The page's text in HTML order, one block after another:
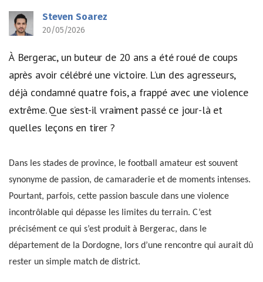
Steven Soarez
20/05/2026
À Bergerac, un buteur de 20 ans a été roué de coups
après avoir célébré une victoire. L’un des agresseurs,
déjà condamné quatre fois, a frappé avec une violence
extrême. Que s’est-il vraiment passé ce jour-là et
quelles leçons en tirer ?
Dans les stades de province, le football amateur est souvent
synonyme de passion, de camaraderie et de moments intenses.
Pourtant, parfois, cette passion bascule dans une violence
incontrôlable qui dépasse les limites du terrain. C’est
précisément ce qui s’est produit à Bergerac, dans le
département de la Dordogne, lors d’une rencontre qui aurait dû
rester un simple match de district.